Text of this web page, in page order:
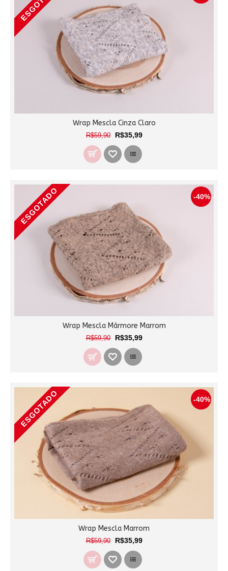
Wrap Mescla Cinza Claro
R$59,90 R$35,99
-40%
ESGOTADO
Wrap Mescla Mármore Marrom
R$59,90 R$35,99
-40%
ESGOTADO
Wrap Mescla Marrom
R$59,90 R$35,99